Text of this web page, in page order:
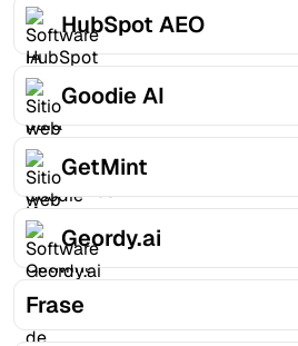
HubSpot AEO
Goodie AI
GetMint
Geordy.ai
Frase